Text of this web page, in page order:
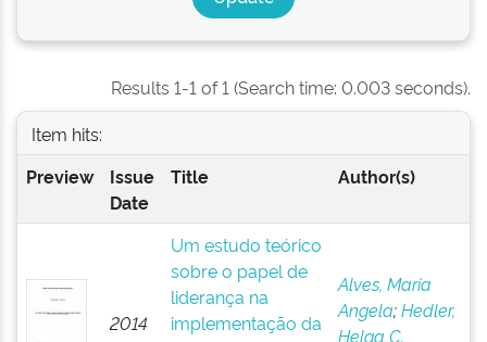
Results 1-1 of 1 (Search time: 0.003 seconds).
Item hits:
Preview
Issue
Date
Title Author(s)
2014
Um estudo teórico
sobre o papel de
liderança na
implementação da
Alves, Maria
Angela;Hedler,
Helga C.